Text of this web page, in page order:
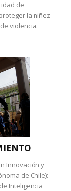
de
la niñez
violencia.
Innovación y
de Chile):
Inteligencia